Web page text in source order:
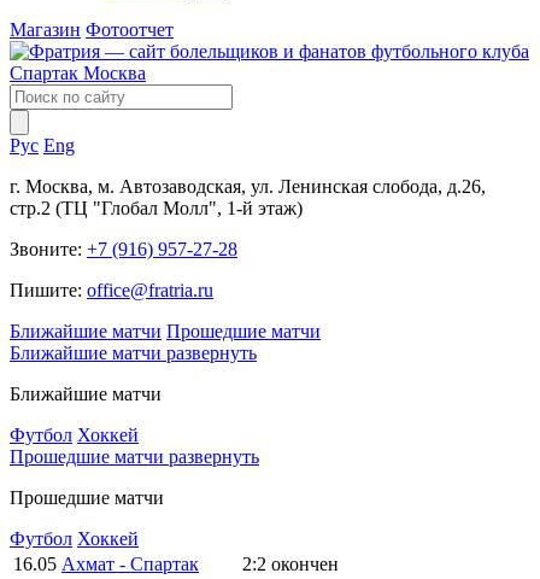
Магазин Фотоотчет
Рус Eng
г. Москва, м. Автозаводская, ул. Ленинская слобода, д.26,
стр.2 (ТЦ "Глобал Молл", 1-й этаж)
Звоните: +7 (916) 957-27-28
Пишите: office@fratria.ru
Ближайшие матчи Прошедшие матчи
Ближайшие матчи развернуть
Ближайшие матчи
Футбол Хоккей
Прошедшие матчи развернуть
Прошедшие матчи
Футбол Хоккей
16.05 Ахмат - Спартак 2:2 окончен